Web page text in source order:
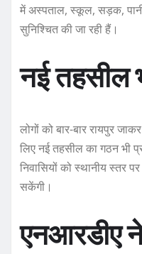
में अस्पताल, स्कूल, सड़क,
सुनिश्चित की जा रही हैं।
नई तहसील
लोगों को बार-बार रायपुर
लिए नई तहसील का गठन भी
निवासियों को स्थानीय स्तर
सकेंगी।
एनआरडीए